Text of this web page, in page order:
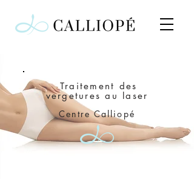
Traitement des
vergetures au laser
CentreCalliopé